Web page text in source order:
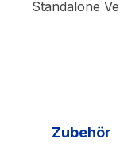
Standalone
Zubehör